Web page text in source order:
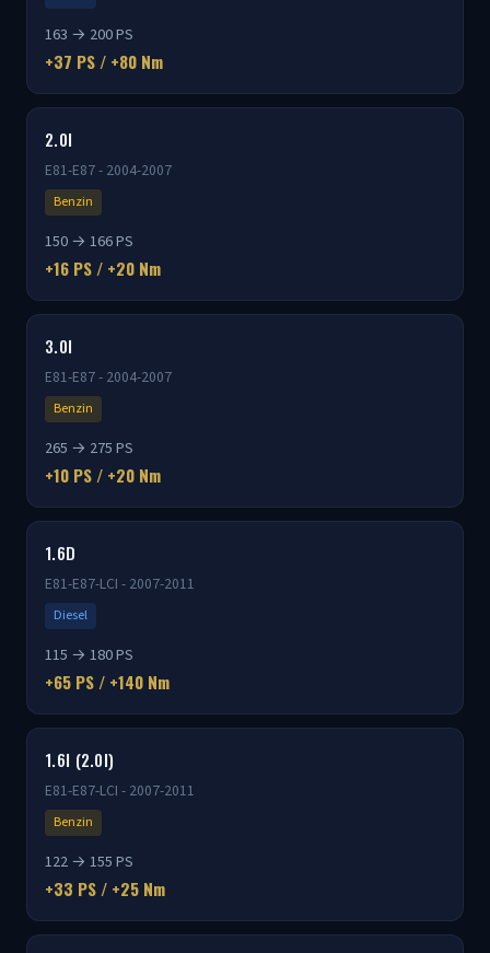
163 → 200 PS
+37 PS / +80 Nm
2.0I
E81-E87 - 2004-2007
Benzin
150 → 166 PS
+16 PS / +20 Nm
3.0I
E81-E87 - 2004-2007
Benzin
265 → 275 PS
+10 PS / +20 Nm
1.6D
E81-E87-LCI - 2007-2011
Diesel
115 → 180 PS
+65 PS / +140 Nm
1.6I (2.0I)
E81-E87-LCI - 2007-2011
Benzin
122 → 155 PS
+33 PS / +25 Nm